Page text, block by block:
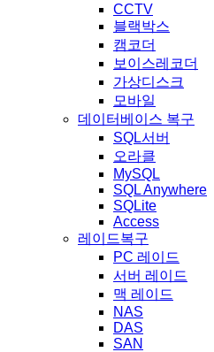
CCTV
블랙박스
캠코더
보이스레코더
가상디스크
모바일
데이터베이스 복구
SQL서버
오라클
MySQL
SQL Anywhere
SQLite
Access
레이드복구
PC 레이드
서버 레이드
맥 레이드
NAS
DAS
SAN